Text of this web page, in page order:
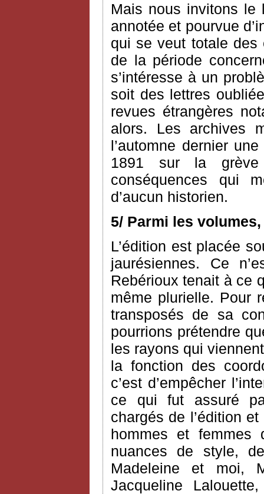
Mais nous invitons le
annotée et pourvue
qui se veut totale des
de la période
s’intéresse à un
soit des lettres
revues étrangères
alors. Les archives
l’automne dernier
1891 sur la
conséquences qui
d’aucun historien.
5/ Parmi les
L’édition est placée
jaurésiennes. Ce
Rebérioux tenait à ce
même plurielle. Pour
transposés de sa
pourrions prétendre
les rayons qui
la fonction des
c’est d’empêcher
ce qui fut assuré
chargés de l’édition
hommes et
nuances de style,
Madeleine et moi,
Jacqueline